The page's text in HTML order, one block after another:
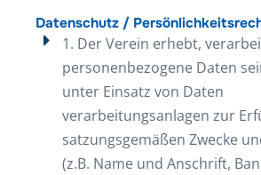
Datenschutz /
1. Der Verein erhebt,
personenbezogene Daten
unter Einsatz von Daten
verarbeitungsanlagen zur
satzungsgemäßen Zwecke
(z.B. Name und Anschrift,